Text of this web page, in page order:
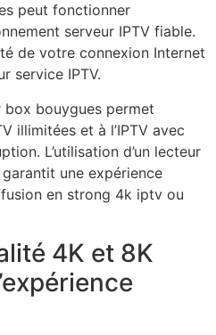
peut fonctionner
serveur IPTV fiable.
de votre connexion Internet
service IPTV.
box bouygues permet
illimitées et à l’IPTV avec
L’utilisation d’un lecteur
une expérience
en strong 4k iptv ou
4K et 8K